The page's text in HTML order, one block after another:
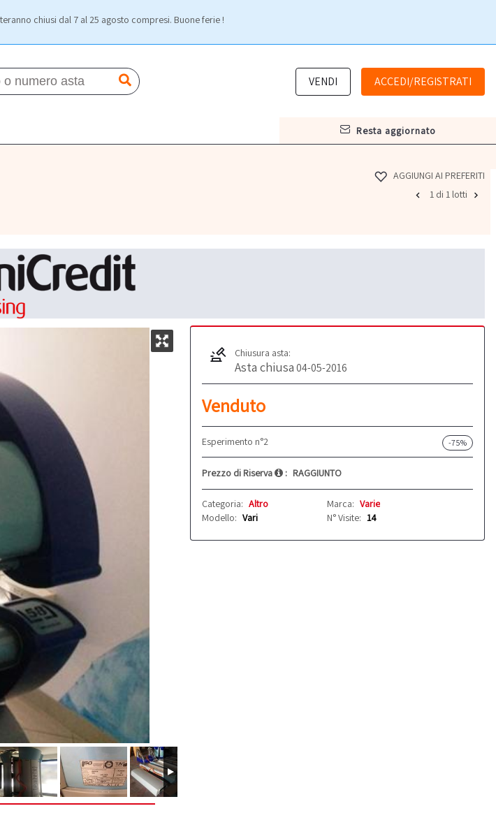
chiusi dal 7 al 25 agosto compresi. Buone ferie !
VENDI ACCEDI/REGISTRATI
resta aggiornato
AGGIUNGI AI PREFERITI
1 di 1 lotti
Chiusura asta:
Asta chiusa 04-05-2016
Venduto
Esperimento n°2 -75%
Prezzo di Riserva : RAGGIUNTO
Categoria: Altro Marca: Varie
Modello: Vari N° Visite: 14